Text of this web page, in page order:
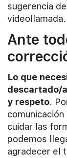
sugerencia
videollamada.
Ante
Lo que
descartado/
y respeto.
cuidar las
podemos
agradecer el